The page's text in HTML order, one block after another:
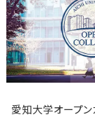
愛知大学オープン